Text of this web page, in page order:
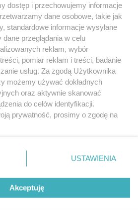
PRYWATNOŚCI HOSTING
RSS FACEBOOK KONTAKT
serwisy
Muzyka i kultura
Archiwum wydarzeń
Zdjęcia miasta
dostęp i przechowujemy informacje
dane osobowe, takie jak
standardowe informacje wysyłane
przeglądania w celu
reklam, wybór
pomiar reklam i treści, badanie
usług. Za zgodą Użytkownika
możemy używać dokładnych
oraz aktywnie skanować
do celów identyfikacji.
prywatność, prosimy o zgodę na
dolnym rogu strony
. Niektóre
będą miały zastosowania tylko
USTAWIENIA
Akceptuję